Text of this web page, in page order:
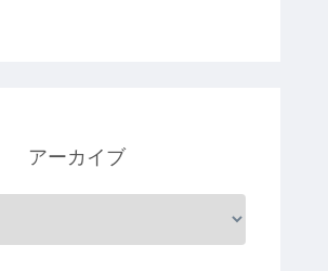
アーカイブ